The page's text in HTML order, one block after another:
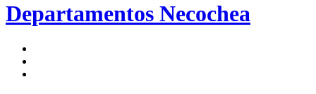
Departamentos Necochea